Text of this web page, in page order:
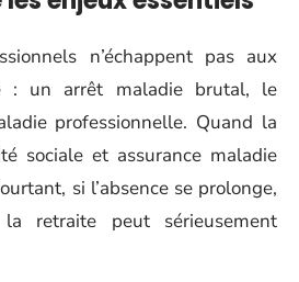
n’échappent pas aux
: un arrêt maladie brutal, le
professionnelle. Quand la
sociale et assurance maladie
si l’absence se prolonge,
retraite peut sérieusement